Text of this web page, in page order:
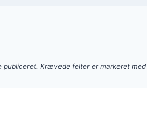
publiceret. Krævede felter er markeret med